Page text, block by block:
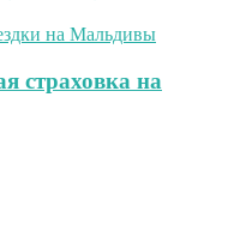
страховка на